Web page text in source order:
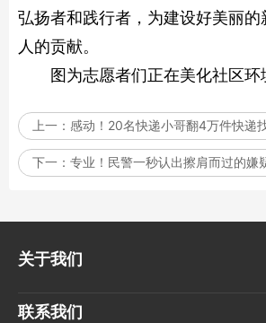
弘扬者和践行者，为建设好美丽
人的贡献。
图为志愿者们正在美化社区环
上一： 感动！20名快递小哥翻4万件快递
下一： 专业！民警一秒认出擦肩而过的嫌
关于我们
联系我们